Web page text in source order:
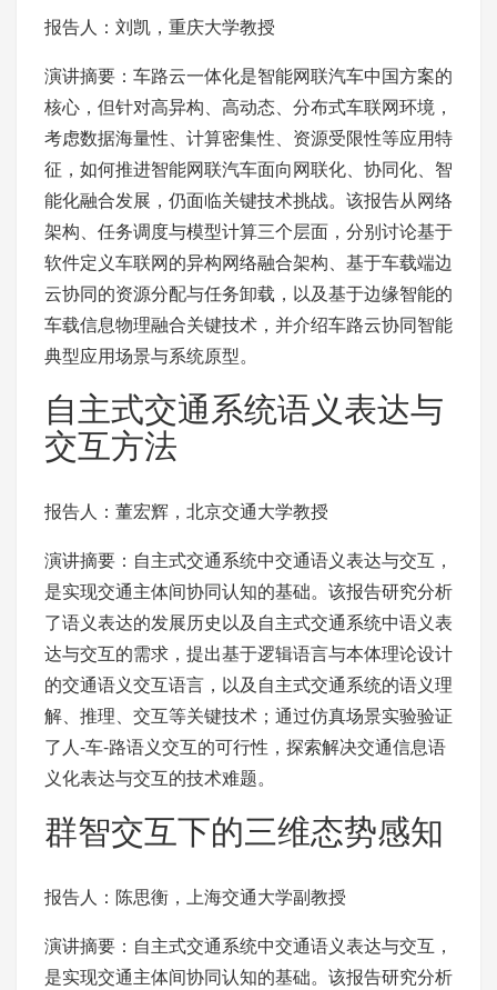
报告人：刘凯，重庆大学教授
演讲摘要：车路云一体化是智能网联汽车中国方案的
核心，但针对高异构、高动态、分布式车联网环境，
考虑数据海量性、计算密集性、资源受限性等应用特
征，如何推进智能网联汽车面向网联化、协同化、智
能化融合发展，仍面临关键技术挑战。该报告从网络
架构、任务调度与模型计算三个层面，分别讨论基于
软件定义车联网的异构网络融合架构、基于车载端边
云协同的资源分配与任务卸载，以及基于边缘智能的
车载信息物理融合关键技术，并介绍车路云协同智能
典型应用场景与系统原型。
自主式交通系统语义表达与
交互方法
报告人：董宏辉，北京交通大学教授
演讲摘要：自主式交通系统中交通语义表达与交互，
是实现交通主体间协同认知的基础。该报告研究分析
了语义表达的发展历史以及自主式交通系统中语义表
达与交互的需求，提出基于逻辑语言与本体理论设计
的交通语义交互语言，以及自主式交通系统的语义理
解、推理、交互等关键技术；通过仿真场景实验验证
了人-车-路语义交互的可行性，探索解决交通信息语
义化表达与交互的技术难题。
群智交互下的三维态势感知
报告人：陈思衡，上海交通大学副教授
演讲摘要：自主式交通系统中交通语义表达与交互，
是实现交通主体间协同认知的基础。该报告研究分析